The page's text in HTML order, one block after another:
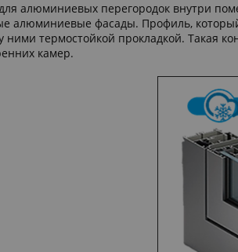
алюминиевых перегородок внутри
алюминиевые фасады. Профиль,
ними термостойкой прокладкой. Такая
камер.